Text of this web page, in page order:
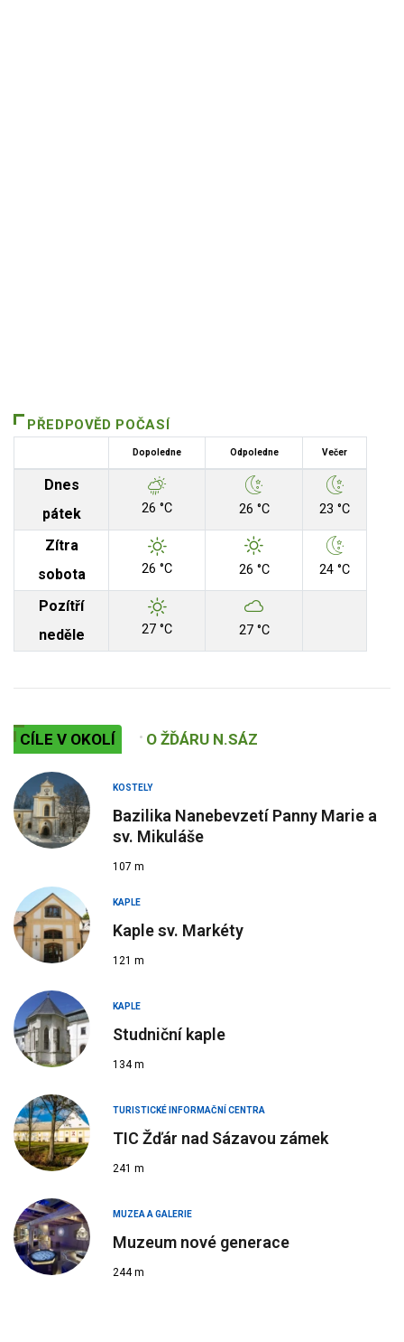
PŘEDPOVĚD POČASÍ
Dopoledne Odpoledne Večer
Dnes
pátek
26 °C 26 °C 23 °C
Zítra
sobota
26 °C 26 °C 24 °C
Pozítří
neděle
27 °C 27 °C
CÍLE V OKOLÍ O ŽĎÁRU N.SÁZ
KOSTELY
Bazilika Nanebevzetí Panny Marie a
sv. Mikuláše
107 m
KAPLE
Kaple sv. Markéty
121 m
KAPLE
Studniční kaple
134 m
TURISTICKÉ INFORMAČNÍ CENTRA
TIC Žďár nad Sázavou zámek
241 m
MUZEA A GALERIE
Muzeum nové generace
244 m